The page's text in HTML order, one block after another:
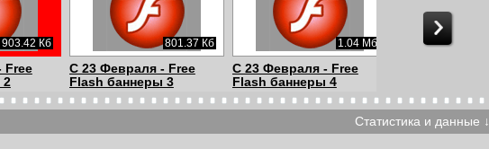
903.42 Кб
Free
2
801.37 Кб
С 23 Февраля - Free
Flash баннеры 3
1.04 Мб
С 23 Февраля - Free
Flash баннеры 4
Статистика и данные ↓